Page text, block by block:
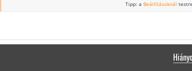
Tipp: a Beállításoknál